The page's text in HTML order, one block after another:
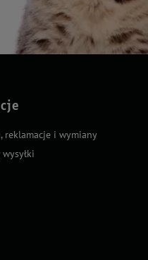
reklamacje i wymiany